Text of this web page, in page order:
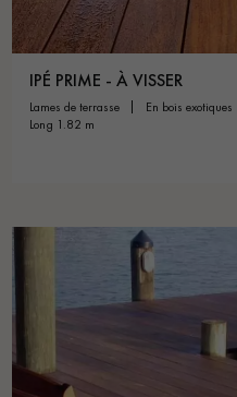
IPÉ PRIME - À VISSER
lames de terrasse en bois exotiques
long 1.82 m